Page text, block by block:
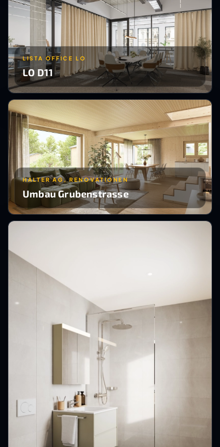
LISTA OFFICE LO
LO D11
HALTER AG, RENOVATIONEN
Umbau Grubenstrasse